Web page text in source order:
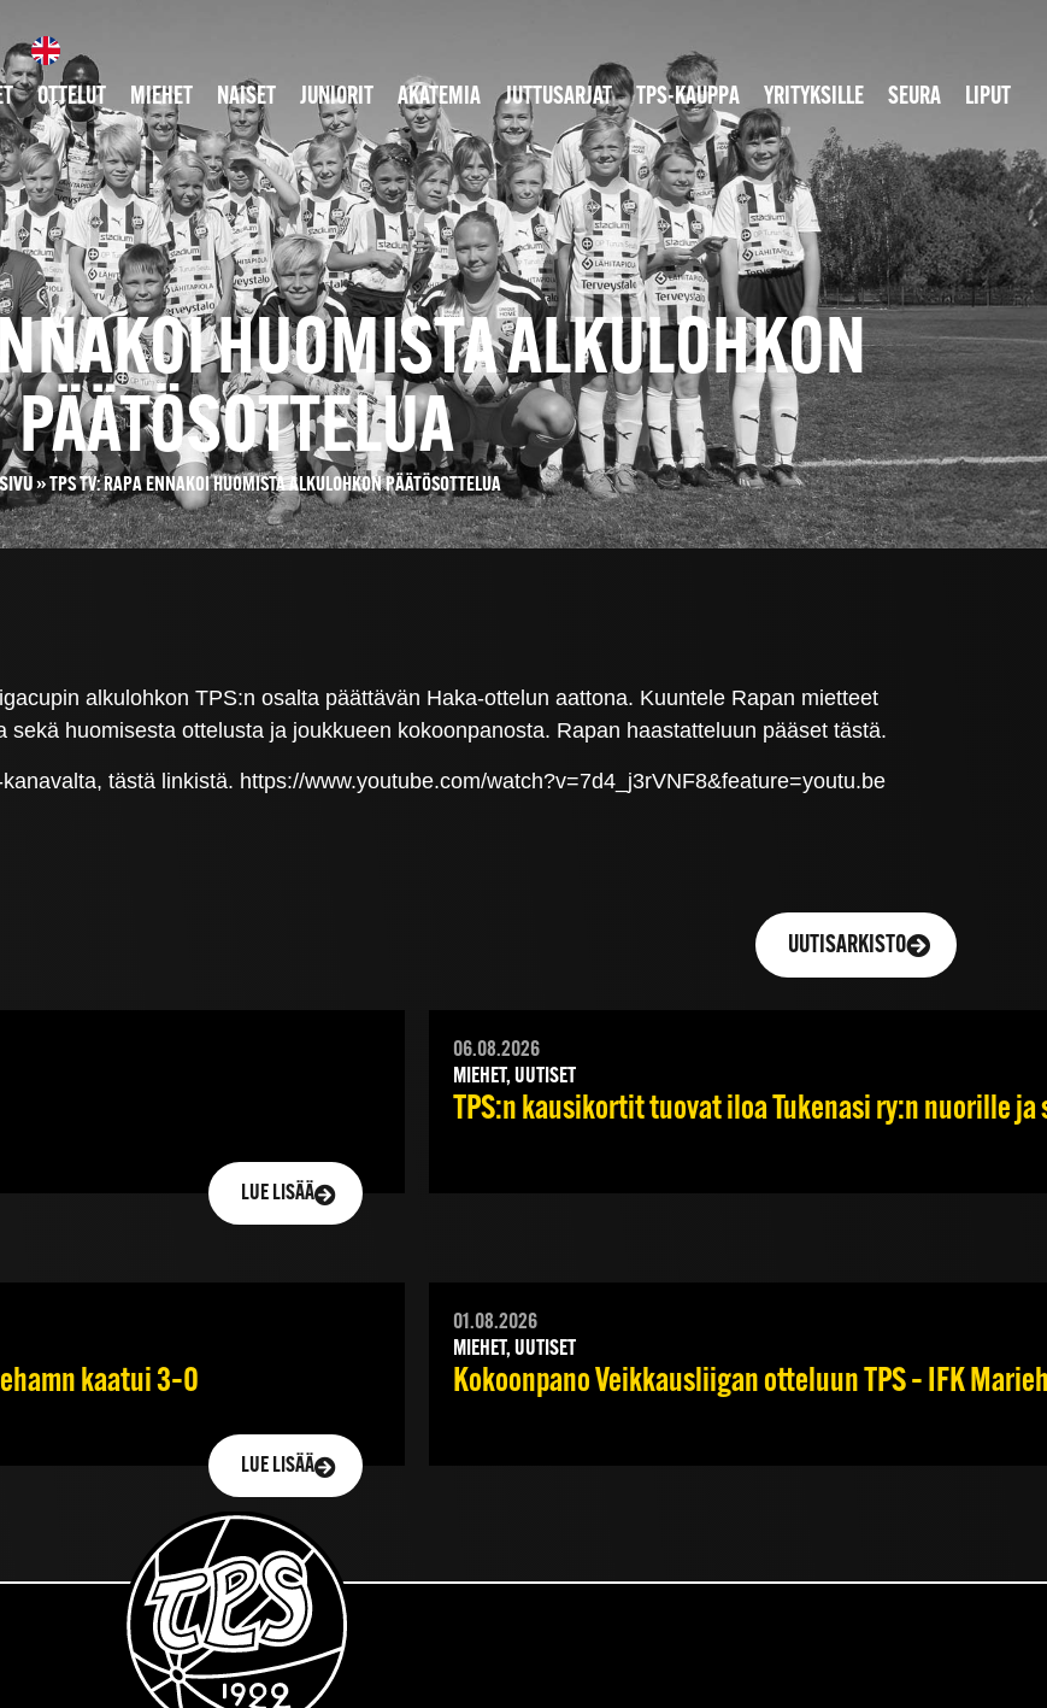
OTTELUT MIEHET NAISET JUNIORIT AKATEMIA JUTTUSARJAT TPS-KAUPPA YRITYKSILLE SEURA LIPUT
HUOMISTA ALKULOHKON
PÄÄTÖSOTTELUA
»TPS TV: RAPA ENNAKOI HUOMISTA ALKULOHKON PÄÄTÖSOTTELUA
alkulohkon TPS:n osalta päättävän Haka-ottelun aattona. Kuuntele Rapan mietteet
huomisesta ottelusta ja joukkueen kokoonpanosta. Rapan haastatteluun pääset tästä.
tästä linkistä. https://www.youtube.com/watch?v=7d4_j3rVNF8&feature=youtu.be
UUTISARKISTO
LUE LISÄÄ
06.08.2026
MIEHET, UUTISET
TPS:n kausikortit tuovat iloa Tukenasi ry:n nuorille ja
kaatui 3–0
LUE LISÄÄ
01.08.2026
MIEHET, UUTISET
Kokoonpano Veikkausliigan otteluun TPS – IFK